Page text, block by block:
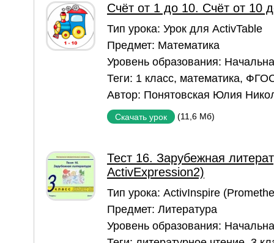
Счёт от 1 до 10. Счёт от 10
Тип урока: Урок для ActivTable
Предмет: Математика
Уровень образования:
Теги: 1 класс, математика,
Автор: Понятовская Юлия
Скачать урок (11,6 Мб)
Тест 16. Зарубежная
ActivExpression2)
Тип урока: ActivInspire
Предмет: Литература
Уровень образования: